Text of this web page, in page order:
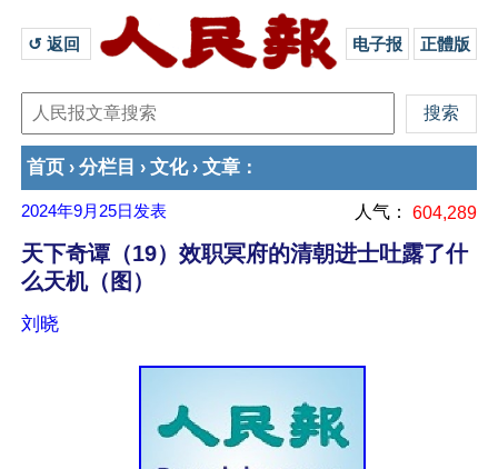
↺ 返回 电子报 正體版
首页 › 分栏目 › 文化› 文章 ：
2024年9月25日 发表 人气： 604,289
天下奇谭（19）效职冥府的清朝进士吐露了什
么天机（图）
刘晓